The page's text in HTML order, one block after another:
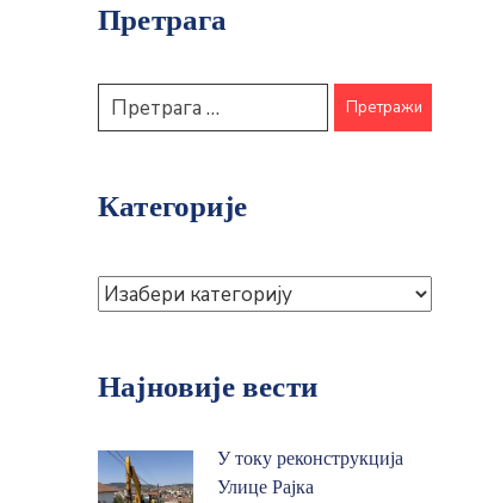
Претрага
Категорије
Најновије вести
У току реконструкција
Улице Рајка